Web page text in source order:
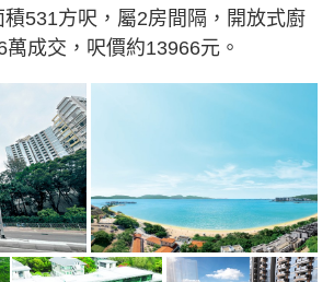
531方呎，屬2房間隔，開放式廚
成交，呎價約13966元。